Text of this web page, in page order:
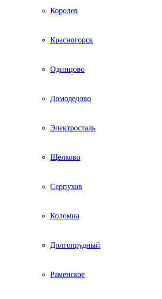
Королев
Красногорск
Одинцово
Домодедово
Электросталь
Щелково
Серпухов
Коломна
Долгопрудный
Раменское